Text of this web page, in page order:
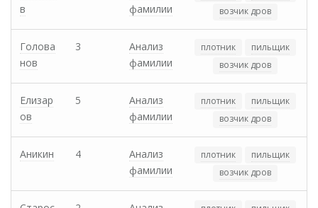
в
фамилии
возчик дров
Голова
нов
3
Анализ
фамилии
плотник
пильщик
возчик дров
Елизар
ов
5
Анализ
фамилии
плотник
пильщик
возчик дров
Аникин 4
Анализ
фамилии
плотник
пильщик
возчик дров